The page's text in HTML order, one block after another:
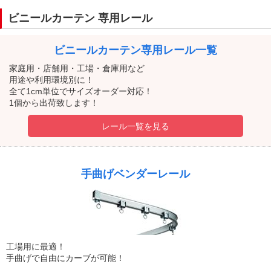
ビニールカーテン 専用レール
ビニールカーテン専用レール一覧
家庭用・店舗用・工場・倉庫用など
用途や利用環境別に！
全て1cm単位でサイズオーダー対応！
1個から出荷致します！
レール一覧を見る
手曲げベンダーレール
工場用に最適！
手曲げで自由にカーブが可能！